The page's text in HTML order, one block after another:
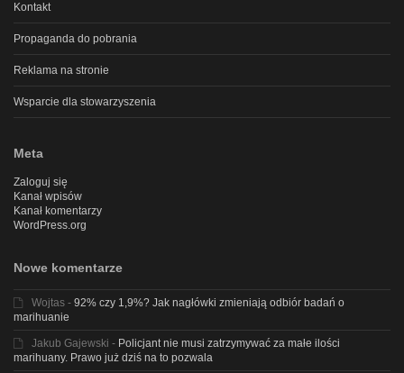
Kontakt
Propaganda do pobrania
Reklama na stronie
Wsparcie dla stowarzyszenia
Meta
Zaloguj się
Kanał wpisów
Kanał komentarzy
WordPress.org
Nowe komentarze
Wojtas - 92% czy 1,9%? Jak nagłówki zmieniają odbiór badań o
marihuanie
Jakub Gajewski - Policjant nie musi zatrzymywać za małe ilości
marihuany. Prawo już dziś na to pozwala